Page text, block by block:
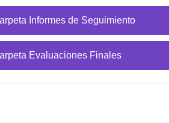
Informes de Seguimiento
Evaluaciones Finales